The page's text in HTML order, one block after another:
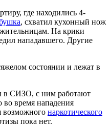
где находились 4-
, схватил кухонный нож
На крики
нападавшего. Другие
состоянии и лежат в
в СИЗО, с ним работают
во время нападения
возможного наркотического
пока нет.